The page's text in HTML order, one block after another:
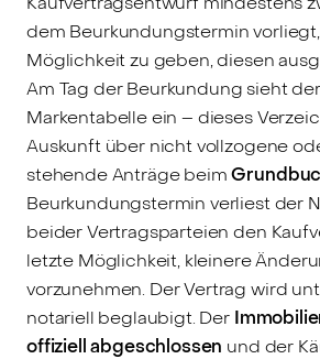
dem Beurkundungstermin
Möglichkeit zu geben, diesen
Am Tag der Beurkundung sieht
Markentabelle ein – dieses
Auskunft über nicht vollzogene
stehende Anträge beim
Beurkundungstermin verliest der
beider Vertragsparteien den
letzte Möglichkeit, kleinere
vorzunehmen. Der Vertrag wird
notariell beglaubigt. Der
offiziell abgeschlossen und der